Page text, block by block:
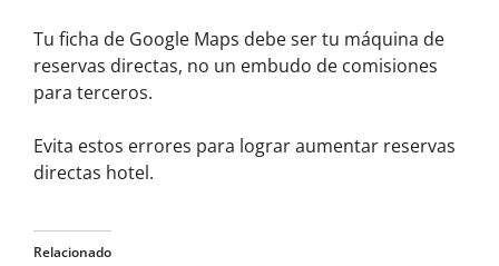
Tu ficha de Google Maps debe ser tu máquina de
reservas directas, no un embudo de comisiones
para terceros.
Evita estos errores para lograr aumentar reservas
directas hotel.
Relacionado